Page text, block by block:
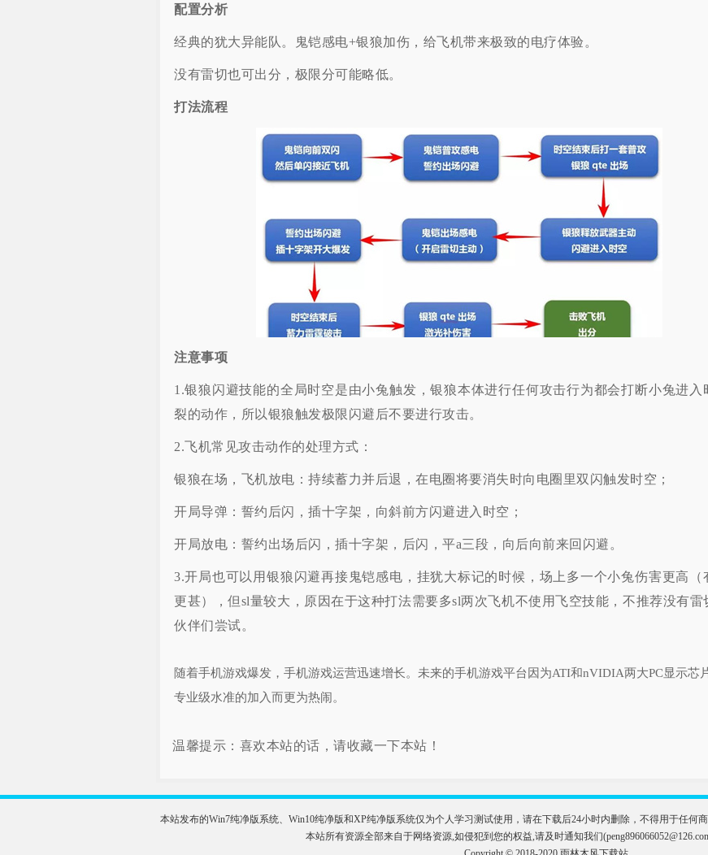
配置分析
经典的犹大异能队。鬼铠感电+银狼加伤，给飞机带来极致的电疗体验。
没有雷切也可出分，极限分可能略低。
打法流程
注意事项
1.银狼闪避技能的全局时空是由小兔触发，银狼本体进行任何攻击行为都会打断小兔进入
裂的动作，所以银狼触发极限闪避后不要进行攻击。
2.飞机常见攻击动作的处理方式：
银狼在场，飞机放电：持续蓄力并后退，在电圈将要消失时向电圈里双闪触发时空；
开局导弹：誓约后闪，插十字架，向斜前方闪避进入时空；
开局放电：誓约出场后闪，插十字架，后闪，平a三段，向后向前来回闪避。
3.开局也可以用银狼闪避再接鬼铠感电，挂犹大标记的时候，场上多一个小兔伤害更高（
更甚），但sl量较大，原因在于这种打法需要多sl两次飞机不使用飞空技能，不推荐没有雷
伙伴们尝试。
随着手机游戏爆发，手机游戏运营迅速增长。未来的手机游戏平台因为ATI和nVIDIA两大PC显示芯
专业级水准的加入而更为热闹。
温馨提示：喜欢本站的话，请收藏一下本站！
本站发布的Win7纯净版系统、Win10纯净版和XP纯净版系统仅为个人学习测试使用，请在下载后24小时内删除，不得用于任何
本站所有资源全部来自于网络资源,如侵犯到您的权益,请及时通知我们